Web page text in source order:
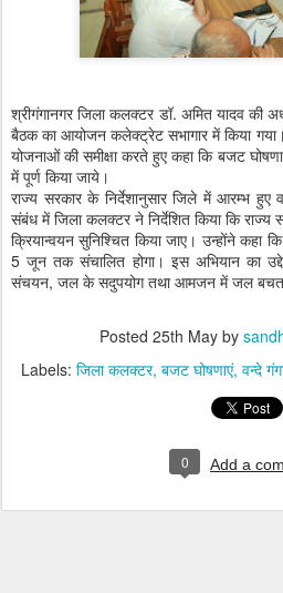
श्रीगंगानगर जिला कलक्टर डॉ. अमित यादव की
बैठक का आयोजन कलेक्ट्रेट सभागार में किया
योजनाओं की समीक्षा करते हुए कहा कि बजट
में पूर्ण किया जाये।
राज्य सरकार के निर्देशानुसार जिले में आरम्भ
संबंध में जिला कलक्टर ने निर्देशित किया कि
क्रियान्वयन सुनिश्चित किया जाए। उन्होंने
5 जून तक संचालित होगा। इस अभियान का
संचयन, जल के सदुपयोग तथा आमजन में जल बचत
Posted 25th May by
Labels: जिला कलक्टर बजट घोषणाएं वन्दे
0 Add a